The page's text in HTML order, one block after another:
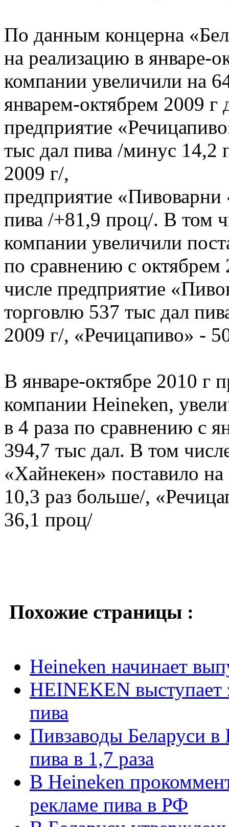
По данным концерна
на реализацию в январе-
компании увеличили на
январем-октябрем 2009
предприятие
тыс дал пива /минус 14,2
2009 г/,
предприятие
пива /+81,9 проц/. В том
компании увеличили
по сравнению с
числе предприятие
торговлю 537 тыс дал
2009 г/, «Речицапиво» -
В январе-октябре 2010 г
компании Heineken,
в 4 раза по сравнению с
394,7 тыс дал. В том
«Хайнекен» поставило
10,3 раз больше/,
36,1 проц/
Похожие страницы :
Heineken начинает
HEINEKEN выступает
пива
Пивзаводы Беларуси в
пива в 1,7 раза
В Heineken
рекламе пива в РФ